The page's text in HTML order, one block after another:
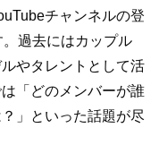
チャンネルの登
過去にはカップル
やタレントとして活
「どのメンバーが誰
」といった話題が尽